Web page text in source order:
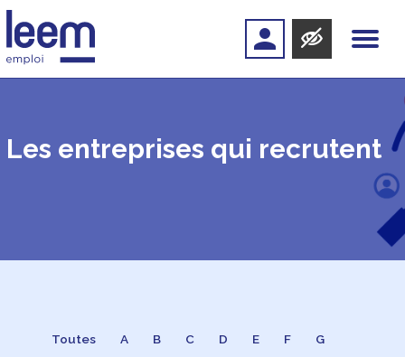
Les entreprises qui recrutent
Toutes A B C D E F G